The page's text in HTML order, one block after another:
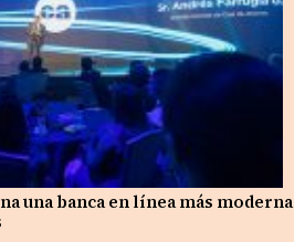
una banca en línea más moderna